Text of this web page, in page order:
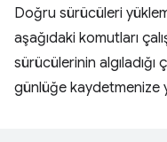
Doğru sürücüleri
aşağıdaki komutları
sürücülerinin algıladığı
günlüğe kaydetmenize